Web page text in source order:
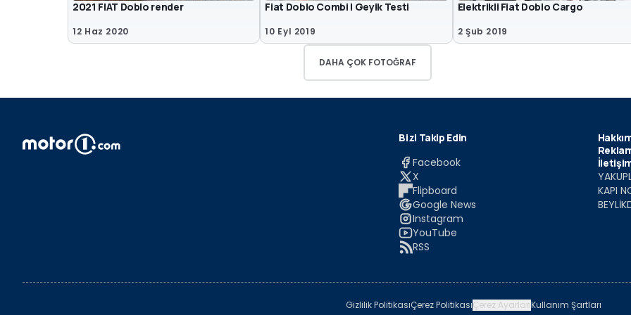
2021 FIAT Doblo render
12 Haz 2020
Fiat Doblo Combi | Geyik Testi
10 Eyl 2019
Elektrikli Fiat Doblo Cargo
2 Şub 2019
DAHA ÇOK FOTOĞRAF
Bizi Takip Edin
Facebook
X
Flipboard
Google News
Instagram
YouTube
RSS
KAPI
Gizlilik PolitikasıÇerez PolitikasıÇerez AyarlarıKullanım Şartları